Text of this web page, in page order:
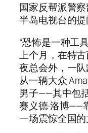
国家反帮派警
半岛电视台的提
“恐怖是一种工
上个月，在特
夜总会外，一
从一辆大众
男子——其中包
赛义德·洛博——
一场震惊全国的